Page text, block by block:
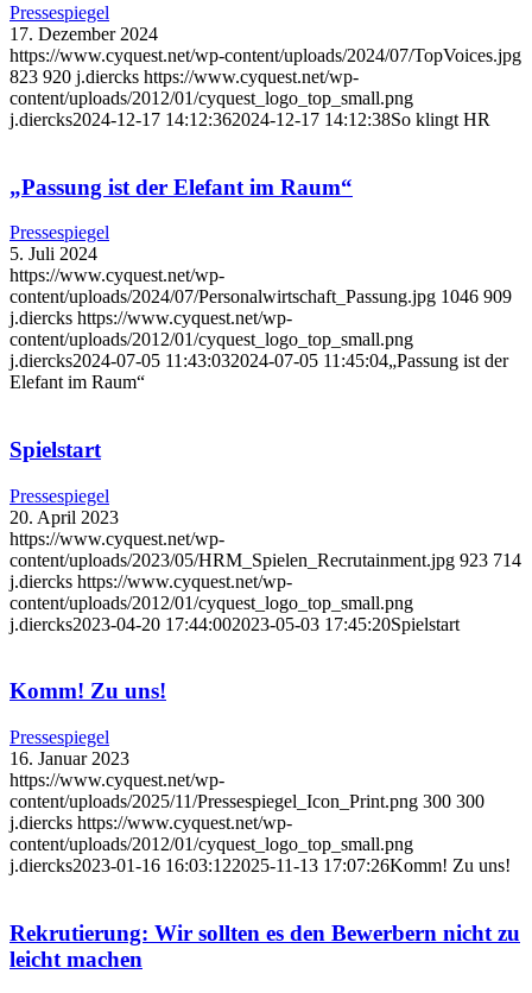
Pressespiegel
17. Dezember 2024
https://www.cyquest.net/wp-content/uploads/2024/07/TopVoices.jpg
823 920 j.diercks https://www.cyquest.net/wp-
content/uploads/2012/01/cyquest_logo_top_small.png
j.diercks2024-12-17 14:12:362024-12-17 14:12:38So klingt HR
„Passung ist der Elefant im Raum“
Pressespiegel
5. Juli 2024
https://www.cyquest.net/wp-
content/uploads/2024/07/Personalwirtschaft_Passung.jpg 1046 909
j.diercks https://www.cyquest.net/wp-
content/uploads/2012/01/cyquest_logo_top_small.png
j.diercks2024-07-05 11:43:032024-07-05 11:45:04„Passung ist der
Elefant im Raum“
Spielstart
Pressespiegel
20. April 2023
https://www.cyquest.net/wp-
content/uploads/2023/05/HRM_Spielen_Recrutainment.jpg 923 714
j.diercks https://www.cyquest.net/wp-
content/uploads/2012/01/cyquest_logo_top_small.png
j.diercks2023-04-20 17:44:002023-05-03 17:45:20Spielstart
Komm! Zu uns!
Pressespiegel
16. Januar 2023
https://www.cyquest.net/wp-
content/uploads/2025/11/Pressespiegel_Icon_Print.png 300 300
j.diercks https://www.cyquest.net/wp-
content/uploads/2012/01/cyquest_logo_top_small.png
j.diercks2023-01-16 16:03:122025-11-13 17:07:26Komm! Zu uns!
Rekrutierung: Wir sollten es den Bewerbern nicht zu
leicht machen